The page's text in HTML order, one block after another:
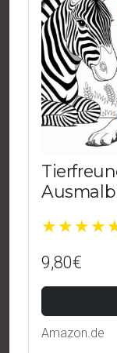
9,80€
Amazon.de